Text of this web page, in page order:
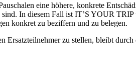
eine höhere, konkrete
In diesem Fall ist IT’S YOUR
konkret zu beziffern und zu belegen.
Ersatzteilnehmer zu stellen, bleibt